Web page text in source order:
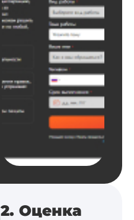
спасибо за
сам подобрал
литературу,
оформил и провел
подробное
экспериментов,
которые сам же и
провел. Спасибо
содействие, буду и
дальше заказывать
работы здесь.
2. Оценка